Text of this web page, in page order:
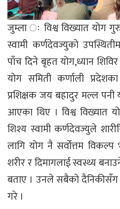
जुम्ला ः विश्व विख्यात योग
स्वामी कर्णदेवज्युको
पाँच दिने बृहत योग,ध्यान
योग समिती कर्णाली
प्रशिक्षक जय बहादुर मल्ल पनी
आएका थिए । विश्व विख्यात
शिश्य स्वामी कर्णदेवज्युले
लागि योग नै सर्वोत्तम
शरीर र दिमागलाई स्वस्थ्य
बताए । उनले सबैको
गरे ।